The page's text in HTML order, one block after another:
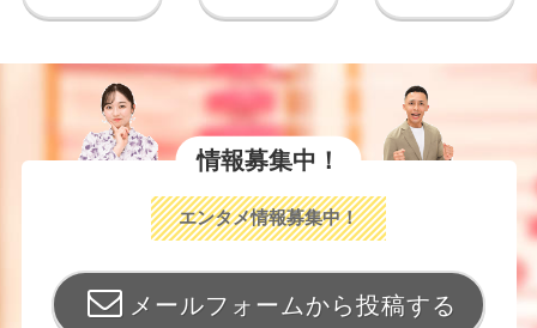
情報募集中！
エンタメ情報募集中！
メールフォームから投稿する